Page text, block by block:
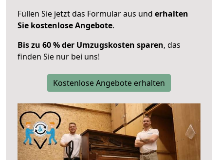
Füllen Sie jetzt das Formular aus und erhalten
Sie kostenlose Angebote.
Bis zu 60 % der Umzugskosten sparen, das
finden Sie nur bei uns!
Kostenlose Angebote erhalten